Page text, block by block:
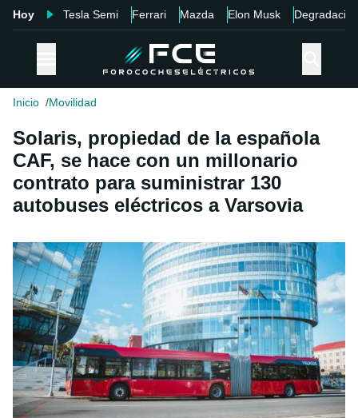
Hoy Tesla Semi Ferrari Mazda Elon Musk Degradación
Inicio Movilidad
Solaris, propiedad de la española
CAF, se hace con un millonario
contrato para suministrar 130
autobuses eléctricos a Varsovia